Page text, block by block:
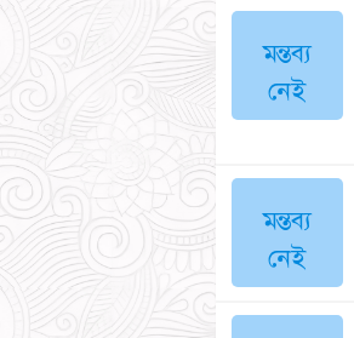
মন্তব্য
নেই
মন্তব্য
নেই